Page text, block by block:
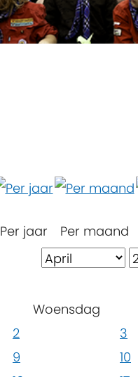
Per jaar Per maand
Woensdag
2 3
9 10